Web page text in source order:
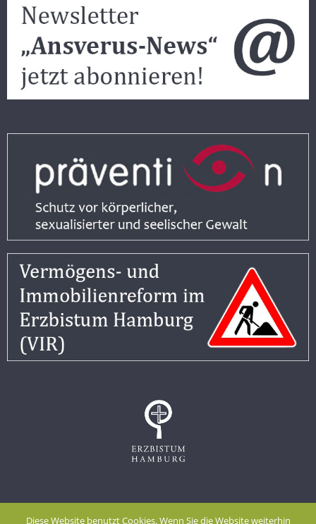
Impressum
Datenschutzerklärung
Diese Website benutzt Cookies. Wenn Sie die Website weiterhin